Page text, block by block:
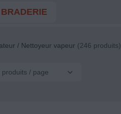
BRADERIE
/ Nettoyeur vapeur (246 produits)
produits / page